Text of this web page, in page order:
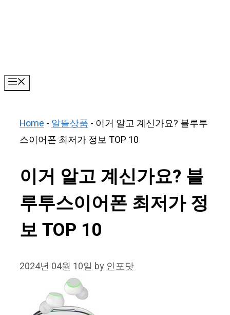
Home-알뜰상품- 이거 알고 계신가요? 블루투
스이어폰 최저가 정보 TOP 10
이거 알고 계신가요? 블
루투스이어폰 최저가 정
보 TOP 10
2024년 04월 10일 by인포닷